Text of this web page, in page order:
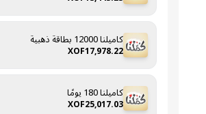
كاميلنا 12000 بطاقة ذهبية
XOF17,978.22
كاميلنا 180 يومًا
XOF25,017.03